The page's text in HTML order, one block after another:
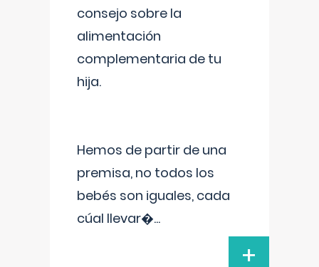
consejo sobre la
alimentación
complementaria de tu
hija.
Hemos de partir de una
premisa, no todos los
bebés son iguales, cada
cúal llevar�...
+